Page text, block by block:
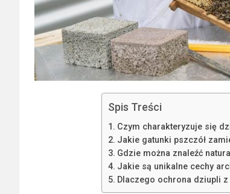
Spis Treści
Czym charakteryzuje się
Jakie gatunki pszczół
Gdzie można znaleźć
Jakie są unikalne cechy
Dlaczego ochrona dziupli